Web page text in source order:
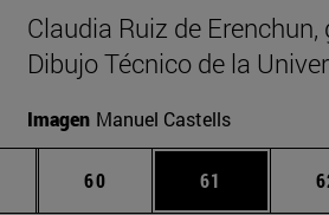
Claudia Ruiz de
Dibujo Técnico de la
Imagen Manuel Castells
Páginas intermedias Use TAB para
Página
60 Página
61